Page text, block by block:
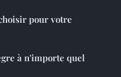
pour votre
à n'importe quel